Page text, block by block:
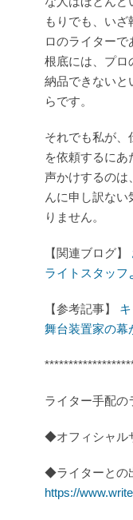
もりでも、い
ロのライター
根底には、プロ
納品できないと
らです。
それでも私が、
を依頼するにあ
声かけするのは
んに申し訳な
りません。
【関連ブログ】
ライトスタッフ
【参考記事】
舞台装置家の幕
ライター手配の
◆オフィシャル
◆ライターとの
https://